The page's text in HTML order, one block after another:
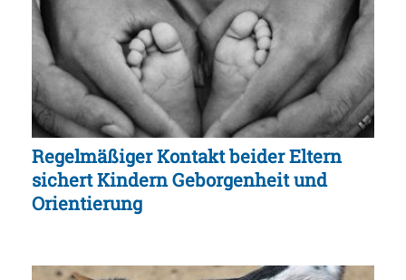
Regelmäßiger Kontakt beider Eltern
sichert Kindern Geborgenheit und
Orientierung